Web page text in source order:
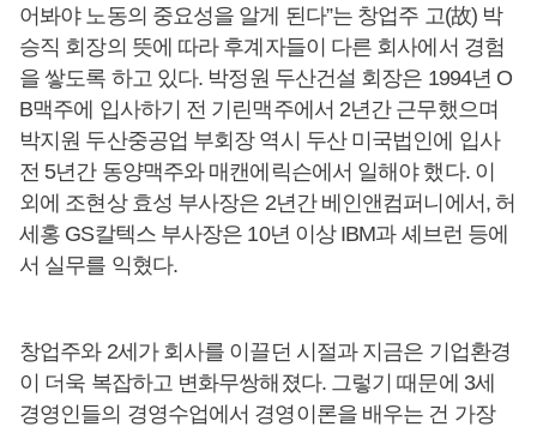
어봐야 노동의 중요성을 알게 된다”는 창업주 고(故) 박
승직 회장의 뜻에 따라 후계자들이 다른 회사에서 경험
을 쌓도록 하고 있다. 박정원 두산건설 회장은 1994년 O
B맥주에 입사하기 전 기린맥주에서 2년간 근무했으며
박지원 두산중공업 부회장 역시 두산 미국법인에 입사
전 5년간 동양맥주와 매캔에릭슨에서 일해야 했다. 이
외에 조현상 효성 부사장은 2년간 베인앤컴퍼니에서, 허
세홍 GS칼텍스 부사장은 10년 이상 IBM과 셰브런 등에
서 실무를 익혔다.
창업주와 2세가 회사를 이끌던 시절과 지금은 기업환경
이 더욱 복잡하고 변화무쌍해졌다. 그렇기 때문에 3세
경영인들의 경영수업에서 경영이론을 배우는 건 가장